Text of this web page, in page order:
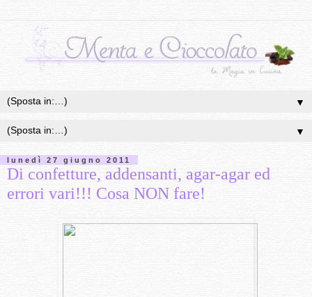
▼
▼
lunedì 27 giugno 2011
Di confetture, addensanti, agar-agar ed
errori vari!!! Cosa NON fare!